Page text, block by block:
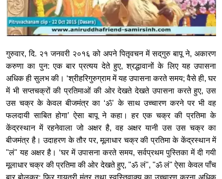
गुरुवार, दि. २१ जनवरी २०१६ को अपने पितृवचन में सद्‌गुरु बापू ने, अकारण
करुणा का पुन: एक बार प्रत्यय देते हुए, श्रद्धावानों के लिए यह उपासना
अधिक ही सुलभ की। ‘श्रीहरिगुरुग्राम में यह उपासना करते समय; वैसे ही, घर
में भी सप्तचक्रों की प्रतिमाओं की ओर देखते देखते उपासना करते हुए, उस
उस चक्र के केवल बीजमंत्र का ‘ॐ’ के साथ उच्चारण करने पर भी वह
फलदायी साबित होगा’ ऐसा बापू ने कहा। हर एक चक्र की प्रतिमा के
केंद्रस्थान में रहनेवाला जो अक्षर है, वह अक्षर यानी उस उस चक्र का
बीजमंत्र है। उदाहरण के तौर पर, मूलाधार चक्र की प्रतिमा के केंद्रस्थान में
"लं" यह अक्षर है। ‘घर में उपासना करते समय, सर्वप्रथम पुस्तिका में दी गयी
मूलाधार चक्र की प्रतिमा की ओर देखते हुए, "ॐ लं", "ॐ लं" ऐसा केवल पाँच